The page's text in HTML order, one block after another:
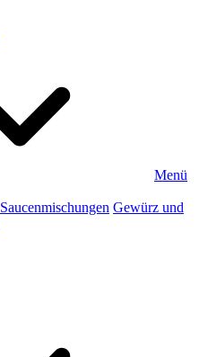
Menü
Saucenmischungen Gewürz und